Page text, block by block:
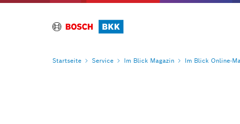
Startseite Service Im Blick Magazin Im Blick Online-